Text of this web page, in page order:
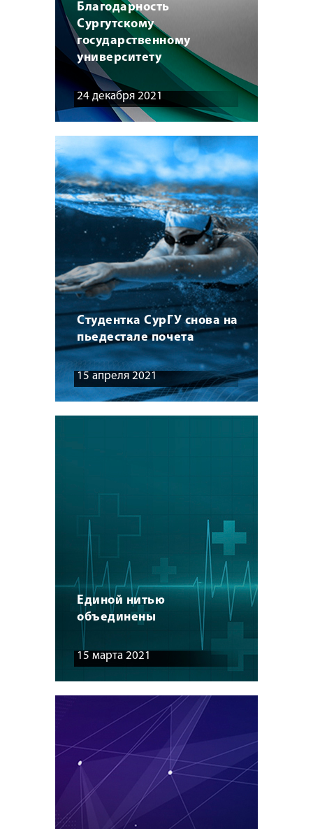
Благодарность
Сургутскому
государственному
университету
24 декабря 2021
Студентка СурГУ снова на
пьедестале почета
15 апреля 2021
Единой нитью
объединены
15 марта 2021